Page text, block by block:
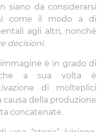
siano da considerarsi
come il modo a di
agli altri, nonché
decisioni.
è in grado di
che a sua volta è
di molteplici
della produzione
concatenate.